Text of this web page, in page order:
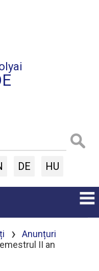
DE HU
›
Anunțuri
II an